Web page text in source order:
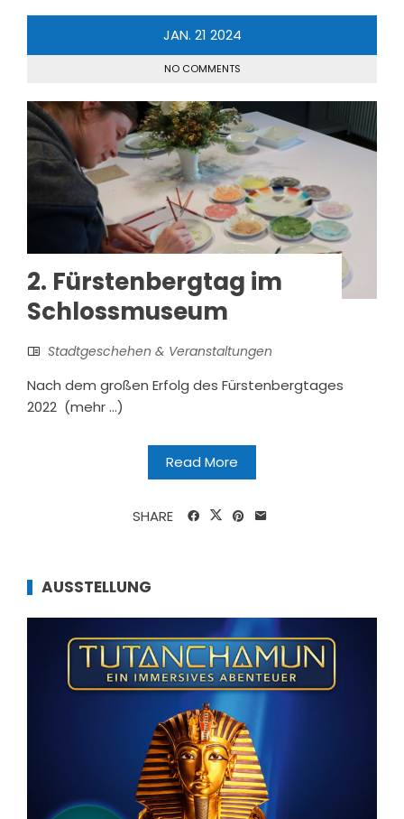
JAN. 21 2024
NO COMMENTS
2. Fürstenbergtag im
Schlossmuseum
Stadtgeschehen & Veranstaltungen
Nach dem großen Erfolg des Fürstenbergtages
2022 (mehr …)
Read More
SHARE
AUSSTELLUNG